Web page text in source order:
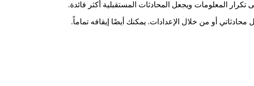
المعلومات ويجعل المحادثات المستقبلية أكثر فائدة.
أو من خلال الإعدادات. يمكنك أيضًا إيقافه تماماً.